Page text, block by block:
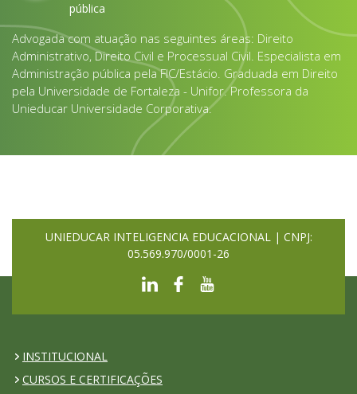
pública
Advogada com atuação nas seguintes áreas: Direito
Administrativo, Direito Civil e Processual Civil. Especialista em
Administração pública pela FIC/Estácio. Graduada em Direito
pela Universidade de Fortaleza - Unifor. Professora da
Unieducar Universidade Corporativa.
UNIEDUCAR INTELIGENCIA EDUCACIONAL | CNPJ:
05.569.970/0001-26
INSTITUCIONAL
CURSOS E CERTIFICAÇÕES